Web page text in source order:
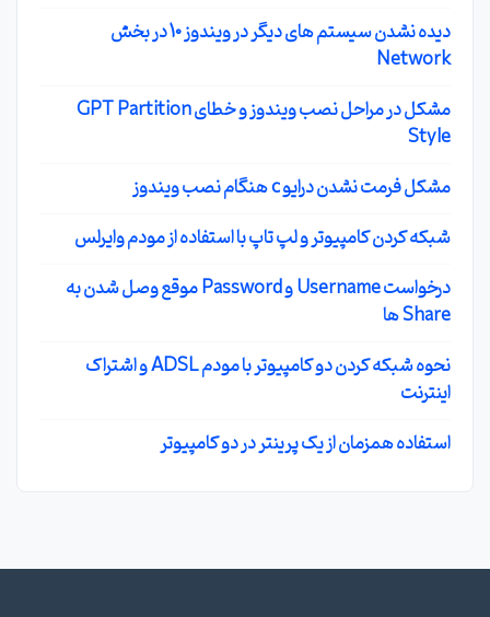
دیده نشدن سیستم های دیگر در ویندوز 10 در بخش
Network
مشکل در مراحل نصب ویندوز و خطای GPT Partition
Style
مشکل فرمت نشدن درایو c هنگام نصب ویندوز
شبکه کردن کامپیوتر و لپ تاپ با استفاده از مودم وایرلس
درخواست Username و Password موقع وصل شدن به
Share ها
نحوه شبکه کردن دو کامپیوتر با مودم ADSL و اشتراک
اینترنت
استفاده همزمان از یک پرینتر در دو کامپیوتر